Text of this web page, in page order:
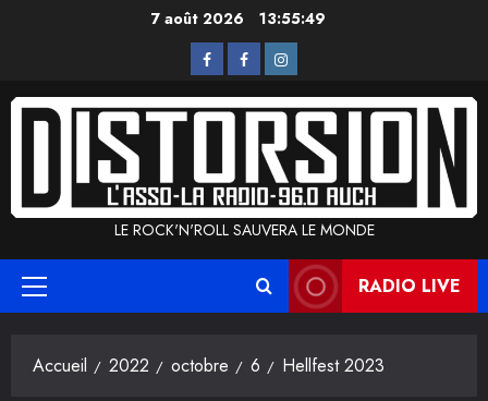
7 août 2026 13:55:49
L’Asso
La
Instagram
LE ROCK'N'ROLL SAUVERA LE MONDE
Menu
RADIO LIVE
Accueil 2022 octobre 6 Hellfest 2023